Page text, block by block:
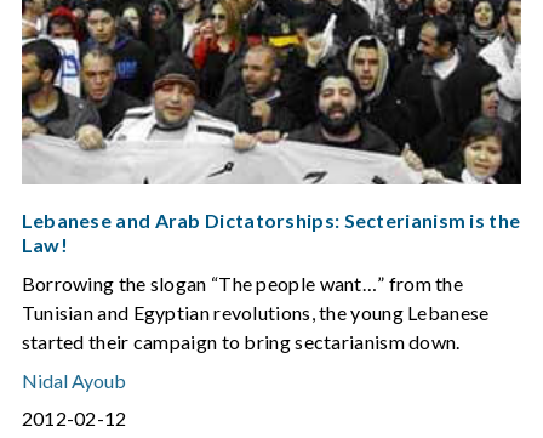
Lebanese and Arab Dictatorships: Secterianism is the
Law!
Borrowing the slogan “The people want…” from the
Tunisian and Egyptian revolutions, the young Lebanese
started their campaign to bring sectarianism down.
Nidal Ayoub
2012-02-12